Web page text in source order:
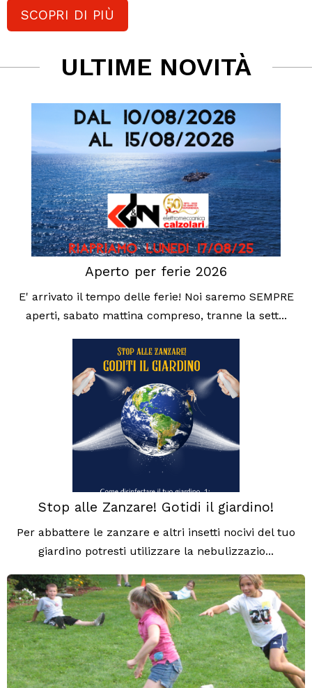
SCOPRI DI PIÙ
ULTIME NOVITÀ
Aperto per ferie 2026
E' arrivato il tempo delle ferie! Noi saremo SEMPRE
aperti, sabato mattina compreso, tranne la sett...
Stop alle Zanzare! Gotidi il giardino!
Per abbattere le zanzare e altri insetti nocivi del tuo
giardino potresti utilizzare la nebulizzazio...